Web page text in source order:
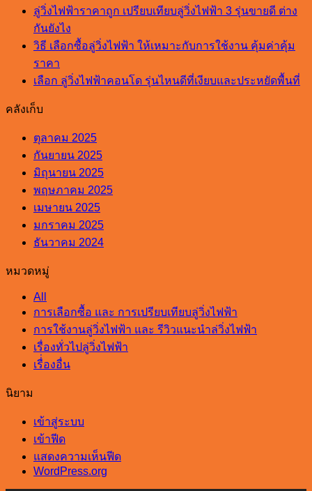
ลู่วิ่งไฟฟ้าราคาถูก เปรียบเทียบลู่วิ่งไฟฟ้า 3 รุ่นขายดี ต่าง
กันยังไง
วิธี เลือกซื้อลู่วิ่งไฟฟ้า ให้เหมาะกับการใช้งาน คุ้มค่าคุ้ม
ราคา
เลือก ลู่วิ่งไฟฟ้าคอนโด รุ่นไหนดีที่เงียบและประหยัดพื้นที่
คลังเก็บ
ตุลาคม 2025
กันยายน 2025
มิถุนายน 2025
พฤษภาคม 2025
เมษายน 2025
มกราคม 2025
ธันวาคม 2024
หมวดหมู่
All
การเลือกซื้อ และ การเปรียบเทียบลู่วิ่งไฟฟ้า
การใช้งานลู่วิ่งไฟฟ้า และ รีวิวแนะนำล่วิ่งไฟฟ้า
เรื่องทั่วไปลู่วิ่งไฟฟ้า
เรื่่องอื่น
นิยาม
เข้าสู่ระบบ
เข้าฟีด
แสดงความเห็นฟีด
WordPress.org